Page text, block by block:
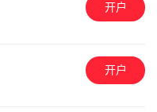
开户
开户